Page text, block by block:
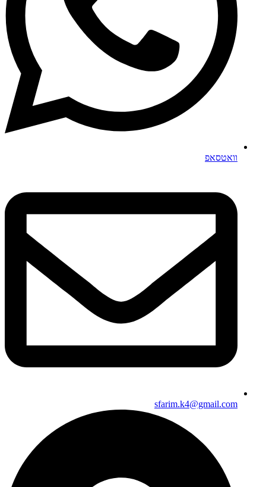
וואטסאפ
sfarim.k4@gmail.com